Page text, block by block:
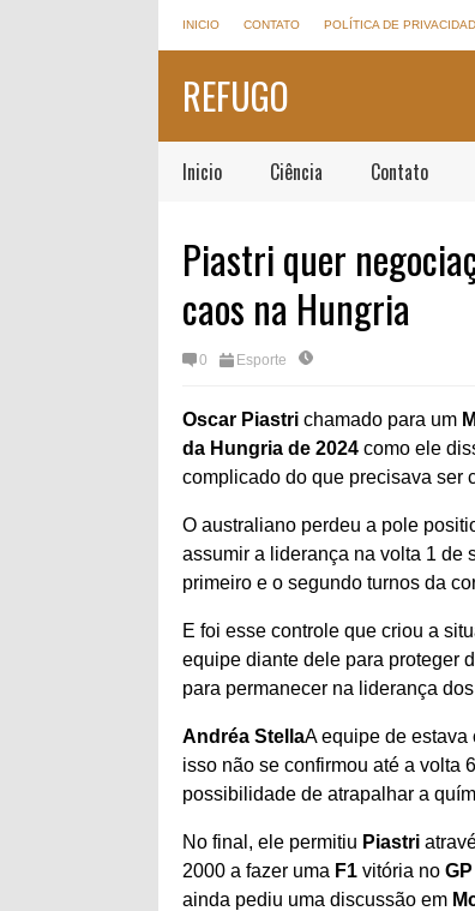
INICIO CONTATO POLÍTICA DE
REFUGO
Inicio Ciência Contato
Piastri quer
caos na Hungria
0 Esporte
Oscar Piastri chamado para um
da Hungria de 2024 como ele
complicado do que precisava ser
O australiano perdeu a pole
assumir a liderança na volta 1 de
primeiro e o segundo turnos da
E foi esse controle que criou a
equipe diante dele para proteger
para permanecer na liderança
Andréa StellaA equipe de estava
isso não se confirmou até a volta
possibilidade de atrapalhar a
No final, ele permitiu Piastri
2000 a fazer uma F1 vitória no
ainda pediu uma discussão em